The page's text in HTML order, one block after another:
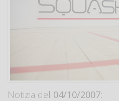
Notizia del 04/10/2007: